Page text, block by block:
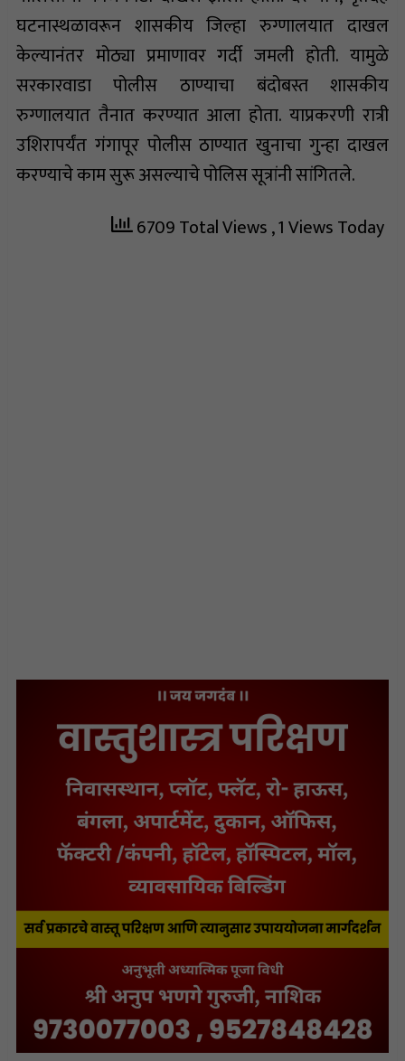
घटनास्थळावरून शासकीय जिल्हा रुग्णालयात दाखल
केल्यानंतर मोठ्या प्रमाणावर गर्दी जमली होती. यामुळे
सरकारवाडा पोलीस ठाण्याचा बंदोबस्त शासकीय
रुग्णालयात तैनात करण्यात आला होता. याप्रकरणी रात्री
उशिरापर्यंत गंगापूर पोलीस ठाण्यात खुनाचा गुन्हा दाखल
करण्याचे काम सुरू असल्याचे पोलिस सूत्रांनी सांगितले.
6709 Total Views, 1 Views Today